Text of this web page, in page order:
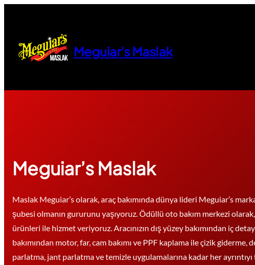
Meguiar's Maslak
Meguiar’s Maslak
Maslak Meguiar’s olarak, araç bakımında dünya lideri Meguiar’s
şubesi olmanın gururunu yaşıyoruz. Ödüllü oto bakım merkezi
ürünleri ile hizmet veriyoruz. Aracınızın dış yüzey bakımından iç
bakımından motor, far, cam bakımı ve PPF kaplama ile çizik
parlatma, jant parlatma ve temizle uygulamalarına kadar her